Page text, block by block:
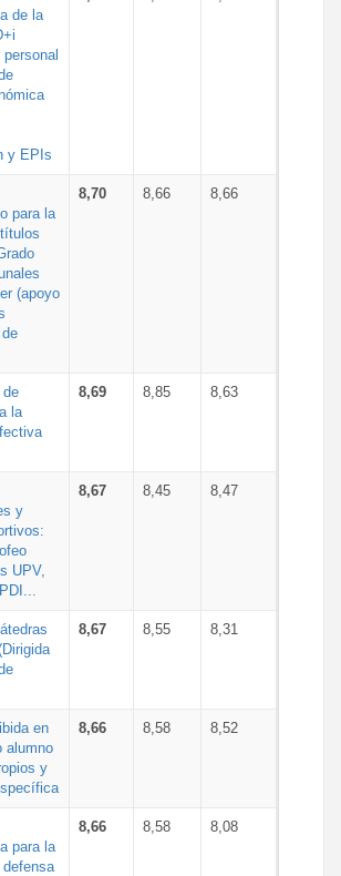
de la
y EPIs
para la
(apoyo
8,70 8,66 8,66
de
la
8,69 8,85 8,63
y
UPV,
8,67 8,45 8,47
8,67 8,55 8,31
en
alumno
y
8,66 8,58 8,52
para la
8,66 8,58 8,08